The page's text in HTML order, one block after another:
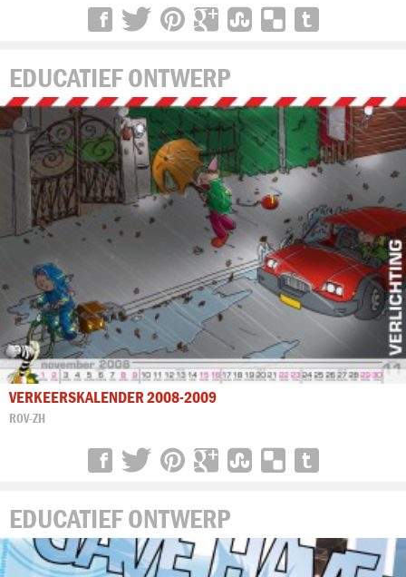
EDUCATIEF ONTWERP
VERKEERSKALENDER 2008-2009
ROV-ZH
EDUCATIEF ONTWERP